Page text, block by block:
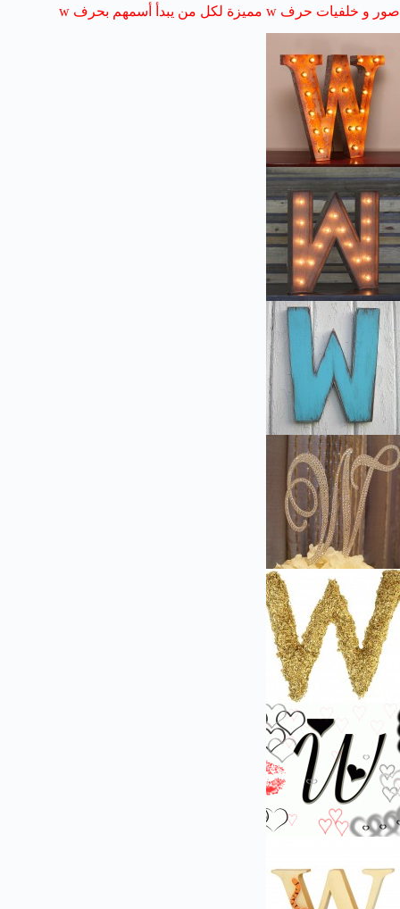
صور و خلفيات حرف w مميزة لكل من يبدأ أسمهم بحرف w